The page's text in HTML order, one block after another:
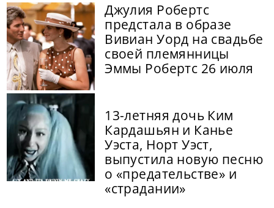
Джулия Робертс
предстала в образе
Вивиан Уорд на свадьбе
своей племянницы
Эммы Робертс 26 июля
13-летняя дочь Ким
Кардашьян и Канье
Уэста, Норт Уэст,
выпустила новую песню
о «предательстве» и
«страдании»